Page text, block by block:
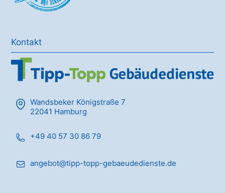
Kontakt
Wandsbeker Königstraße 7
22041 Hamburg
+49 40 57 30 86 79
angebot@tipp-topp-gebaeudedienste.de